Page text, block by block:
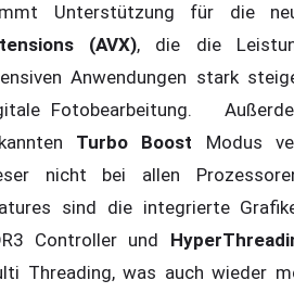
Unterstützung für die
(AVX), die die
Anwendungen stark
Fotobearbeitung.
Turbo Boost Modus
nicht bei allen
sind die integrierte
Controller und
Threading, was auch wieder